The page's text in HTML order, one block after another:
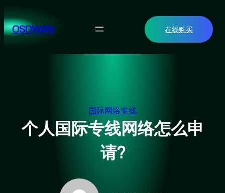
至
内OSDWAN 在线购买
国际网络专线
个人国际专线网络怎么申
请?